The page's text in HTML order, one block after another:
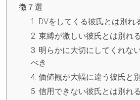
徴７選
DVをしてくる彼氏とは別れ
束縛が激しい彼氏とは別れ
明らかに大切にしてくれな
べき
価値観が大幅に違う彼氏と
信用できない彼氏とは別れ